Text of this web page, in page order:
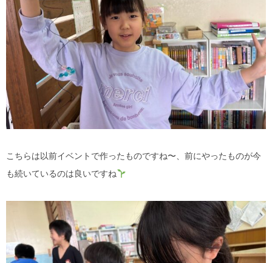
こちらは以前イベントで作ったものですね〜、前にやったものが今
も続いているのは良いですね